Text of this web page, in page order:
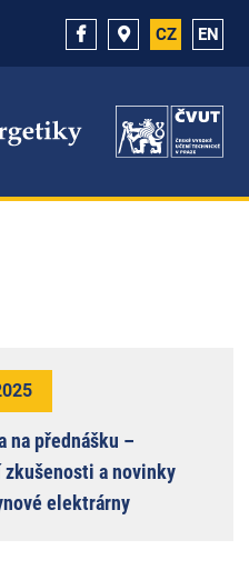
CZ EN
na přednášku –
zkušenosti a novinky
elektrárny